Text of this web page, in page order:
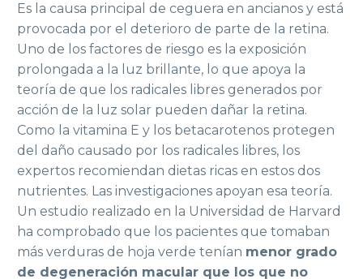
Es la causa principal de ceguera en ancianos y está
provocada por el deterioro de parte de la retina.
Uno de los factores de riesgo es la exposición
prolongada a la luz brillante, lo que apoya la
teoría de que los radicales libres generados por
acción de la luz solar pueden dañar la retina.
Como la vitamina E y los betacarotenos protegen
del daño causado por los radicales libres, los
expertos recomiendan dietas ricas en estos dos
nutrientes. Las investigaciones apoyan esa teoría.
Un estudio realizado en la Universidad de Harvard
ha comprobado que los pacientes que tomaban
más verduras de hoja verde tenían menor grado
de degeneración macular que los que no